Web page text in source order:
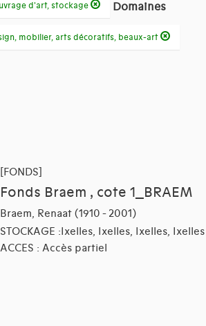
d'art, stockage Domaines
mobilier, arts décoratifs, beaux-art
[FONDS]
Fonds Braem , cote 1_BRAEM
Braem, Renaat (1910 - 2001)
STOCKAGE :Ixelles, Ixelles, Ixelles, Ixelles
ACCES : Accès partiel